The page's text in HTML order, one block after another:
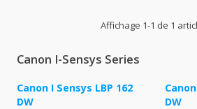
Affichage 1-1 de 1
Canon I-Sensys Series
Canon I Sensys LBP 162
DW
DW